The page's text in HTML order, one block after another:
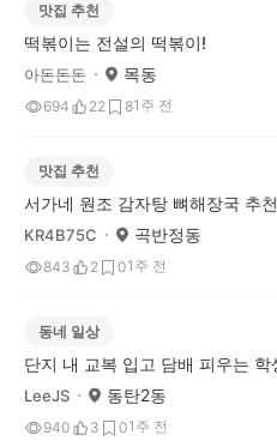
맛집 추천
떡볶이는 전설의 떡볶이!
아돈돈돈 목동
694 22 81주 전
맛집 추천
서가네 원조 감자탕 뼈해장국 추천
KR4B75C 곡반정동
843 2 01주 전
동네 일상
LeeJS 동탄2동
940 3 01주 전